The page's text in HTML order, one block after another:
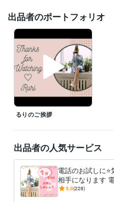
るりのサムネイル講座 〇〇を使用
〇〇を使用した無料でできるサムネ
ご出産準備について よろこばれるお
チョコレート編
資格・検定
Tカウンセリング マスタークラス修
秘書検定２級 取得年 : 1996年
悩み相談・カウンセリング
ビジネス代行・事務代行 副業＝コ
出品者のポートフォリオ
るりのご挨拶
出品者の人気サービス
電話のお試しに
相手になります
てどんな感じ？
5.0(228)